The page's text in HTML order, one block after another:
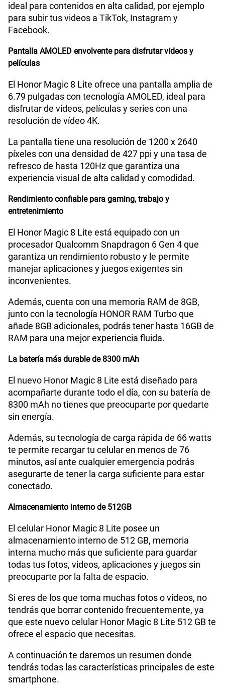
Capacidad Memoria RAM 8GB + HONOR RAM Turbo 8GB
GPS
Reconocimiento Facial
Lector de Huella
Dimensión 161.9mm x 76.1mm x 7.76mm
VoWiFi
Compatibilidad con eSIM
ideal para contenidos en alta calidad, por ejemplo
para subir tus videos a TikTok, Instagram y
Facebook.
Pantalla AMOLED envolvente para disfrutar videos y
películas
El Honor Magic 8 Lite ofrece una pantalla amplia de
6.79 pulgadas con tecnología AMOLED, ideal para
disfrutar de vídeos, películas y series con una
resolución de vídeo 4K.
La pantalla tiene una resolución de 1200 x 2640
píxeles con una densidad de 427 ppi y una tasa de
refresco de hasta 120Hz que garantiza una
experiencia visual de alta calidad y comodidad.
Rendimiento confiable para gaming, trabajo y
entretenimiento
El Honor Magic 8 Lite está equipado con un
procesador Qualcomm Snapdragon 6 Gen 4 que
garantiza un rendimiento robusto y le permite
manejar aplicaciones y juegos exigentes sin
inconvenientes.
Además, cuenta con una memoria RAM de 8GB,
junto con la tecnología HONOR RAM Turbo que
añade 8GB adicionales, podrás tener hasta 16GB de
RAM para una mejor experiencia fluida.
La batería más durable de 8300 mAh
El nuevo Honor Magic 8 Lite está diseñado para
acompañarte durante todo el día, con su batería de
8300 mAh no tienes que preocuparte por quedarte
sin energía.
Además, su tecnología de carga rápida de 66 watts
te permite recargar tu celular en menos de 76
minutos, así ante cualquier emergencia podrás
asegurarte de tener la carga suficiente para estar
conectado.
Almacenamiento interno de 512GB
El celular Honor Magic 8 Lite posee un
almacenamiento interno de 512 GB, memoria
interna mucho más que suficiente para guardar
todas tus fotos, videos, aplicaciones y juegos sin
preocuparte por la falta de espacio.
Si eres de los que toma muchas fotos o videos, no
tendrás que borrar contenido frecuentemente, ya
que este nuevo celular Honor Magic 8 Lite 512 GB te
ofrece el espacio que necesitas.
A continuación te daremos un resumen donde
tendrás todas las características principales de este
smartphone.